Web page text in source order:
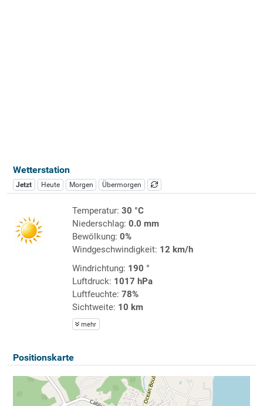
Wetterstation
Jetzt Heute Morgen Übermorgen
Temperatur: 30 °C
Niederschlag: 0.0 mm
Bewölkung: 0%
Windgeschwindigkeit: 12 km/h
Windrichtung: 190 °
Luftdruck: 1017 hPa
Luftfeuchte: 78%
Sichtweite: 10 km
mehr
Positionskarte